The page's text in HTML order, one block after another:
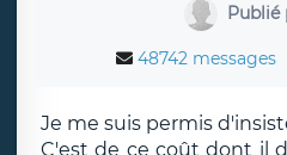
Publié
48742 messages
Je me suis permis
C'est de ce coût dont il